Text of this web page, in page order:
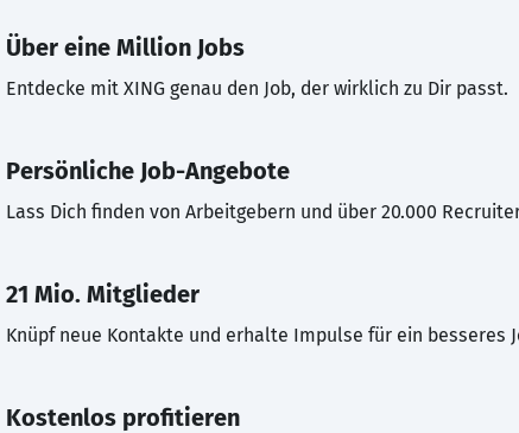
Über eine Million Jobs
Entdecke mit XING genau den Job, der wirklich zu Dir passt.
Persönliche Job-Angebote
Lass Dich finden von Arbeitgebern und über 20.000
21 Mio. Mitglieder
Knüpf neue Kontakte und erhalte Impulse für ein besseres
Kostenlos profitieren